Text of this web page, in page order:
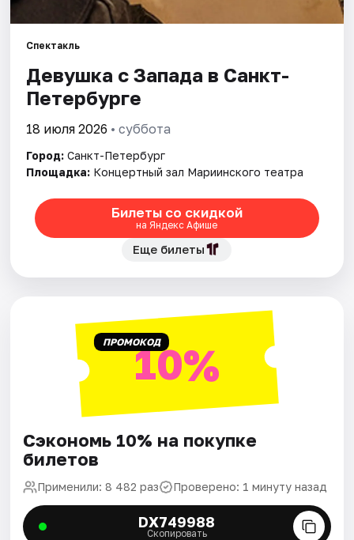
Города
Площадки
Рейтинги
Спектакль
Девушка с Запада в Санкт-
Петербурге
18 июля 2026 • суббота
Город: Санкт-Петербург
Площадка: Концертный зал Мариинского театра
Билеты со скидкой
на Яндекс Афише
Еще билеты
ПРОМОКОД10%
Сэкономь 10% на покупке
билетов
Применили: 8 482 раз Проверено: 1 минуту назад
DX749988
Скопировать